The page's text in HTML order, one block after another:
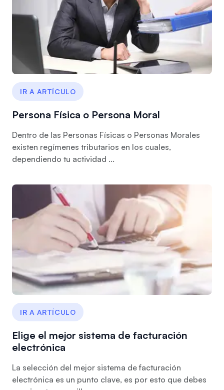
IR A ARTÍCULO
Persona Física o Persona Moral
Dentro de las Personas Físicas o Personas Morales
existen regímenes tributarios en los cuales,
dependiendo tu actividad ...
IR A ARTÍCULO
Elige el mejor sistema de facturación
electrónica
La selección del mejor sistema de facturación
electrónica es un punto clave, es por esto que debes